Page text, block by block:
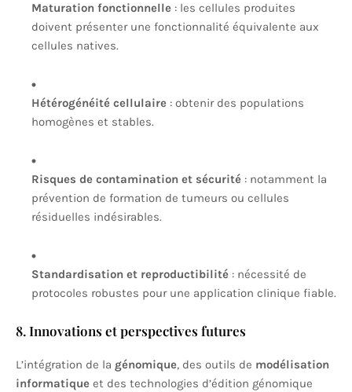
Maturation fonctionnelle : les cellules produites
doivent présenter une fonctionnalité équivalente aux
cellules natives.
Hétérogénéité cellulaire : obtenir des populations
homogènes et stables.
Risques de contamination et sécurité : notamment la
prévention de formation de tumeurs ou cellules
résiduelles indésirables.
Standardisation et reproductibilité : nécessité de
protocoles robustes pour une application clinique fiable.
8. Innovations et perspectives futures
L’intégration de la génomique, des outils de modélisation
informatique et des technologies d’édition génomique